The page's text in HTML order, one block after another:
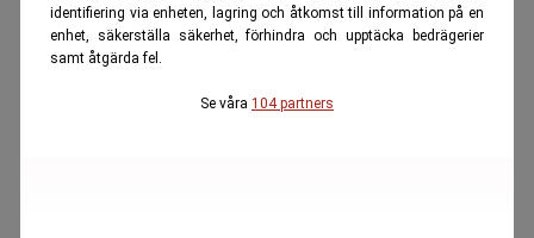
identifiering via enheten, lagring och åtkomst till information på en
enhet, säkerställa säkerhet, förhindra och upptäcka bedrägerier
samt åtgärda fel.
Se våra 104 partners